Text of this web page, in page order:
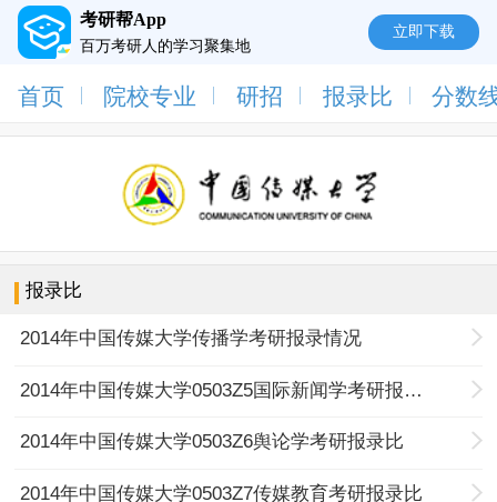
考研帮App
百万考研人的学习聚集地
立即下载
首页 院校专业 研招 报录比 分数
报录比
2014年中国传媒大学传播学考研报录情况
2014年中国传媒大学0503Z5国际新闻学考研报录比
2014年中国传媒大学0503Z6舆论学考研报录比
2014年中国传媒大学0503Z7传媒教育考研报录比